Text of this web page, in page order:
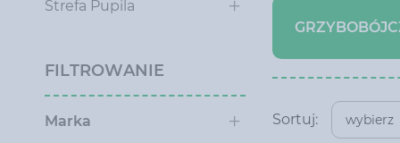
Strefa Pupila
FILTROWANIE
Marka Sortuj: wybierz